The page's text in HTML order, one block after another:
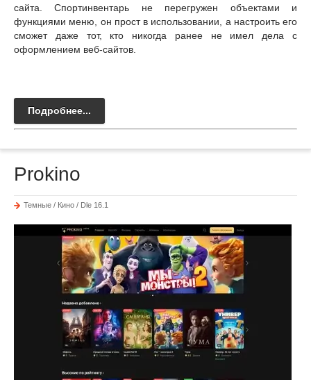
сайта. Спортинвентарь не перегружен объектами и
функциями меню, он прост в использовании, а настроить его
сможет даже тот, кто никогда ранее не имел дела с
оформлением веб-сайтов.
Подробнее...
Prokino
Темные / Кино / Dle 16.1